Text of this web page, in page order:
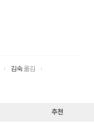
김숙옮김
추천